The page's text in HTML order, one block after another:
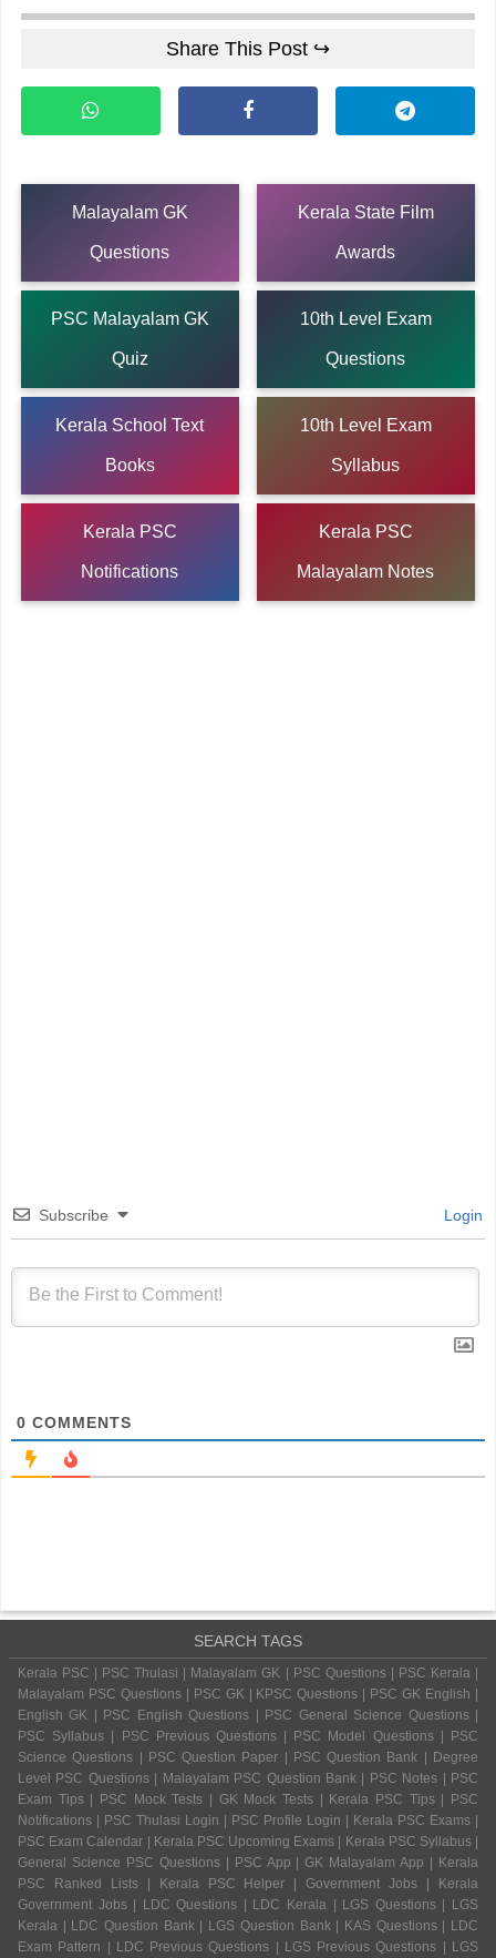
Share This Post ↪
Malayalam GK
Questions
Kerala State Film
Awards
PSC Malayalam GK
Quiz
10th Level Exam
Questions
Kerala School Text
Books
10th Level Exam
Syllabus
Kerala PSC
Notifications
Kerala PSC
Malayalam Notes
Subscribe Login
0 COMMENTS
SEARCH TAGS
Kerala PSC | PSC Thulasi | Malayalam GK | PSC Questions | PSC Kerala |
Malayalam PSC Questions | PSC GK | KPSC Questions | PSC GK English |
English GK | PSC English Questions | PSC General Science Questions |
PSC Syllabus | PSC Previous Questions | PSC Model Questions | PSC
Science Questions | PSC Question Paper | PSC Question Bank | Degree
Level PSC Questions | Malayalam PSC Question Bank | PSC Notes | PSC
Exam Tips | PSC Mock Tests | GK Mock Tests | Kerala PSC Tips | PSC
Notifications | PSC Thulasi Login | PSC Profile Login | Kerala PSC Exams |
PSC Exam Calendar | Kerala PSC Upcoming Exams | Kerala PSC Syllabus |
General Science PSC Questions | PSC App | GK Malayalam App | Kerala
PSC Ranked Lists | Kerala PSC Helper | Government Jobs | Kerala
Government Jobs | LDC Questions | LDC Kerala | LGS Questions | LGS
Kerala | LDC Question Bank | LGS Question Bank | KAS Questions | LDC
Exam Pattern | LDC Previous Questions | LGS Previous Questions | LGS